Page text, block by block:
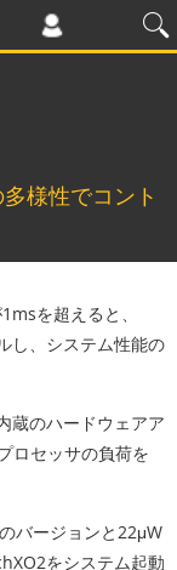
様性でコント
を超えると、
し、システム性能の
蔵のハードウェアア
ロセッサの負荷を
バージョンと22μW
をシステム起動